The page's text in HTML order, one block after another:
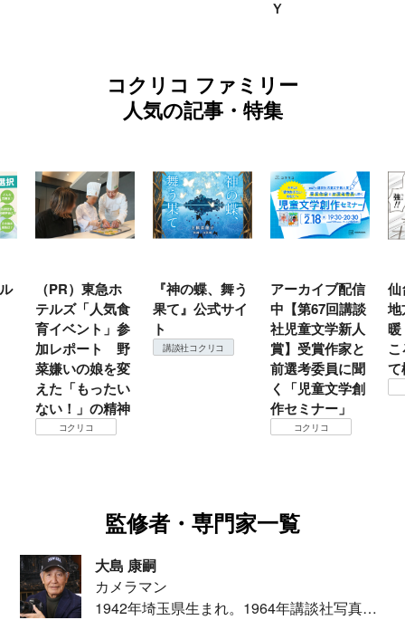
コクリコ ファミリー
人気の記事・特集
PR）東急ホ
ルズ「人気食
イベント」参
レポート 野
嫌いの娘を変
た「もったい
い！」の精神
『神の蝶、舞う
果て』公式サイ
ト
講談社コクリコ
アーカイブ配信
中【第67回講談
社児童文学新人
賞】受賞作家と
前選考委員に聞
く「児童文学創
作セミナー」
仙台の
地方では
暖？ 本
ころは
て検証
監修者・専門家一覧
大島 康嗣
カメラマン
1942年埼玉県生まれ。1964年講談社写真部